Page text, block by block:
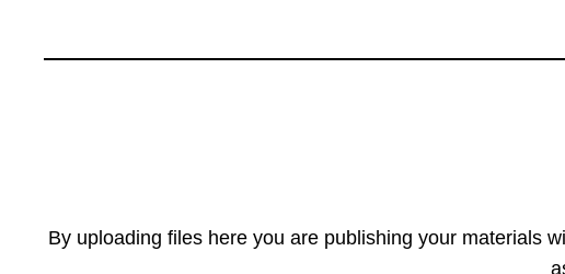
By uploading files here you are publishing your materials